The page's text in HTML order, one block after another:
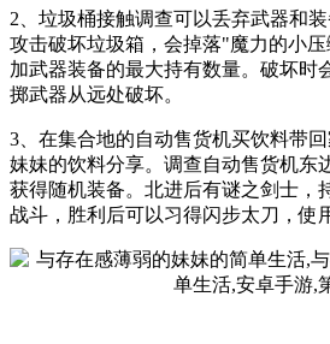
2、垃圾桶接触调查可以丢弃武器和
攻击破坏垃圾箱，会掉落"魔力的小
加武器装备的最大持有数量。破坏时
掷武器从远处破坏。
3、在集合地的自动售货机买饮料带
妹妹的饮料分享。调查自动售货机东
获得随机装备。北进后有谜之剑士，
战斗，胜利后可以习得闪步太刀，使